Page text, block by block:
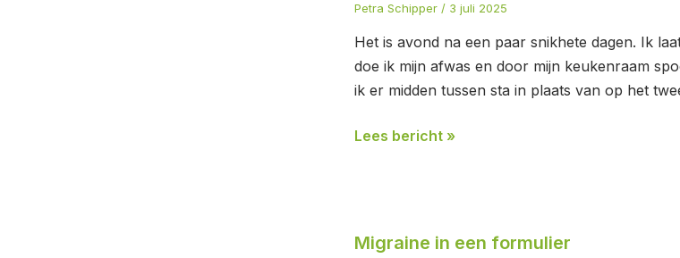
Petra Schipper / 3 juli 2025
Het is avond na een paar snikhete dagen. Ik
doe ik mijn afwas en door mijn keukenraam
ik er midden tussen sta in plaats van op het
Lees bericht »
Migraine in een formulier
in